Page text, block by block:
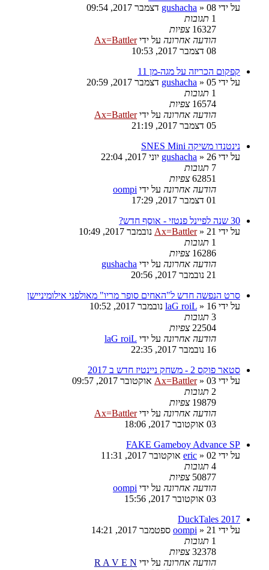
על ידי
gushacha » 08 דצמבר 2017, 09:54
1 תגובות
16327 צפיות
הודעה אחרונה על ידיAx=Battler
08 דצמבר 2017, 10:53
קפקום הכריזה על מגה-מן 11
על ידי
gushacha » 05 דצמבר 2017, 20:59
1 תגובות
16574 צפיות
הודעה אחרונה על ידיAx=Battler
05 דצמבר 2017, 21:19
נינטנדו משיקה SNES Mini
על ידי
gushacha » 26 יוני 2017, 22:04
7 תגובות
62851 צפיות
הודעה אחרונה על ידי oompi
01 דצמבר 2017, 17:29
30 שנה לפיינל פנטזי - אוסף חדש?
על ידי
Ax=Battler» 21 נובמבר 2017, 10:49
1 תגובות
16286 צפיות
הודעה אחרונה על ידי gushacha
21 נובמבר 2017, 20:56
סרט הנפשה חדש ל"האחים סופר מריו" מאולפני אילומיניישן
על ידי
laG roiL » 16 נובמבר 2017, 10:52
3 תגובות
22504 צפיות
הודעה אחרונה על ידי laG roiL
16 נובמבר 2017, 22:35
סטאר פוקס 2 - משחק ניינטיז חדש ב 2017
על ידי
Ax=Battler» 03 אוקטובר 2017, 09:57
2 תגובות
19879 צפיות
הודעה אחרונה על ידיAx=Battler
03 אוקטובר 2017, 18:06
FAKE Gameboy Advance SP
על ידי
eric » 02 אוקטובר 2017, 11:31
4 תגובות
50877 צפיות
הודעה אחרונה על ידי oompi
03 אוקטובר 2017, 15:56
DuckTales 2017
על ידי
oompi » 21 ספטמבר 2017, 14:21
1 תגובות
32378 צפיות
הודעה אחרונה על ידי R A V E N